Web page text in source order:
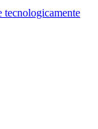
tecnologicamente